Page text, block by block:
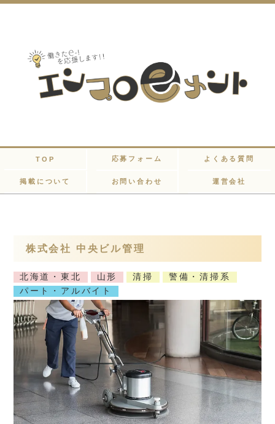
TOP 応募フォーム よくある質問
掲載について お問い合わせ 運営会社
株式会社 中央ビル管理
北海道・東北 山形 清掃
警備・清掃系
パート・アルバイト